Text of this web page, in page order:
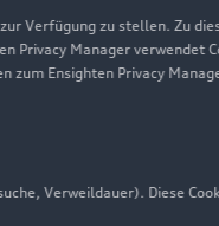
Verfügung zu stellen. Zu
Privacy Manager verwendet
Ensighten Privacy
Verweildauer). Diese